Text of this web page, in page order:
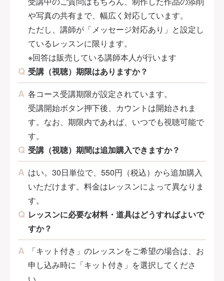
や写真の共有まで、幅広く対応しています。
ただし、講師が「メッセージ対応あり」と設定し
ているレッスンに限ります。
※回答は販売している講師本人が行います
受講（視聴）期限はありますか？
各コース受講期限が設定されています。
受講開始ボタン押下後、カウントは開始されま
す。なお、期限内であれば、いつでも視聴可能で
す。
受講（視聴）期間は追加購入できますか？
はい。30日単位で、550円（税込）から追加購入
いただけます。料金はレッスンによって異なりま
す。
レッスンに必要な材料・道具はどうすればよいで
すか？
「キット付き」のレッスンをご希望の場合は、お
申し込み時に「キット付き」を選択してくださ
い。